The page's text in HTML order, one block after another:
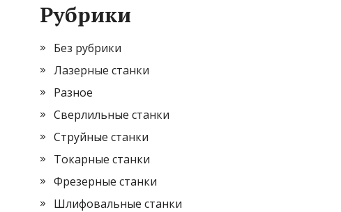
Рубрики
Без рубрики
Лазерные станки
Разное
Сверлильные станки
Струйные станки
Токарные станки
Фрезерные станки
Шлифовальные станки